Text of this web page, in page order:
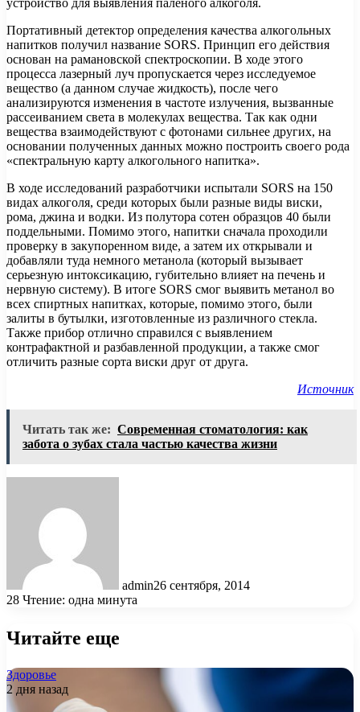
Портативный детектор определения качества алкогольных
напитков получил название SORS. Принцип его действия
основан на рамановской спектроскопии. В ходе этого
процесса лазерный луч пропускается через исследуемое
вещество (а данном случае жидкость), после чего
анализируются изменения в частоте излучения, вызванные
рассеиванием света в молекулах вещества. Так как одни
вещества взаимодействуют с фотонами сильнее других, на
основании полученных данных можно построить своего рода
«спектральную карту алкогольного напитка».
В ходе исследований разработчики испытали SORS на 150
видах алкоголя, среди которых были разные виды виски,
рома, джина и водки. Из полутора сотен образцов 40 были
поддельными. Помимо этого, напитки сначала проходили
проверку в закупоренном виде, а затем их открывали и
добавляли туда немного метанола (который вызывает
серьезную интоксикацию, губительно влияет на печень и
нервную систему). В итоге SORS смог выявить метанол во
всех спиртных напитках, которые, помимо этого, были
залиты в бутылки, изготовленные из различного стекла.
Также прибор отлично справился с выявлением
контрафактной и разбавленной продукции, а также смог
отличить разные сорта виски друг от друга.
Источник
Читать так же: Современная стоматология: как
забота о зубах стала частью качества жизни
admin26 сентября, 2014
28 Чтение: одна минута
Читайте еще
Здоровье
2 дня назад